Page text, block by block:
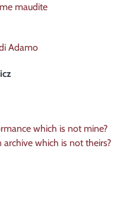
maudite
Adamo
which is not mine?
which is not theirs?